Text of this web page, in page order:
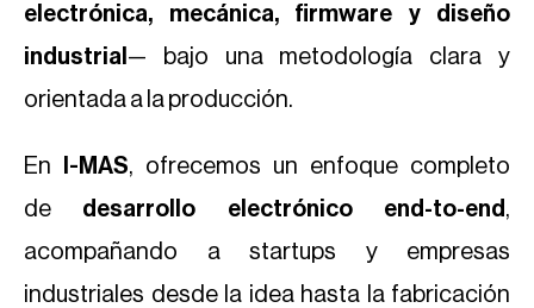
electrónica, mecánica, firmware y diseño
industrial — bajo una metodología clara y
orientada a la producción.
En I-MAS, ofrecemos un enfoque completo
de desarrollo electrónico end-to-end ,
acompañando a startups y empresas
industriales desde la idea hasta la fabricación